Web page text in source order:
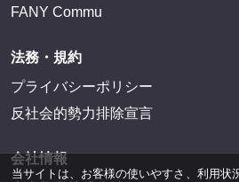
FANY Commu
法務・規約
プライバシーポリシー
反社会的勢力排除宣言
会社情報
当サイトは、お客様の使いやすさ、利用状